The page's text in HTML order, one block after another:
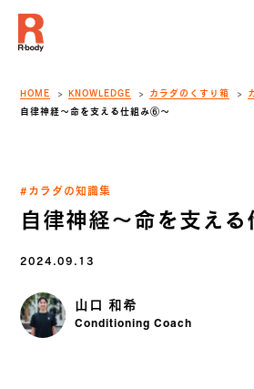
HOME KNOWLEDGE カラダのくすり箱
自律神経〜命を支える仕組み⑥〜
#カラダの知識集
自律神経〜命を支え
2024.09.13
山口 和希
Conditioning Coach